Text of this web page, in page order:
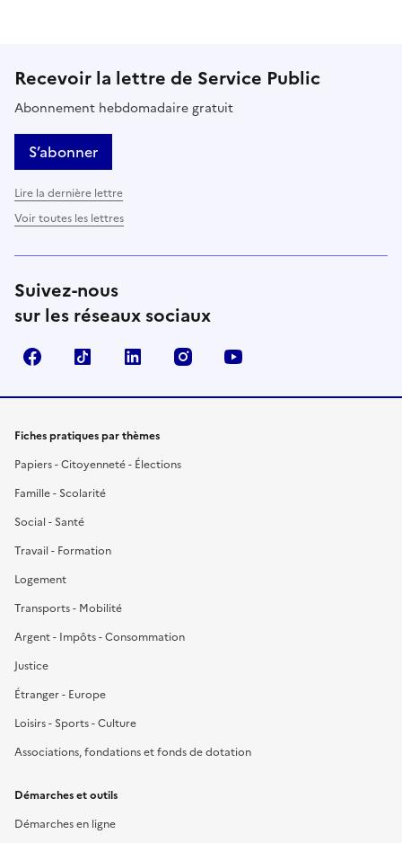
Recevoir la lettre de Service Public
Abonnement hebdomadaire gratuit
S’abonner
Lire la dernière lettre
Voir toutes les lettres
Suivez-nous
sur les réseaux sociaux
FacebookTikTok LinkedIn Instagram
Fiches pratiques par thèmes
Papiers - Citoyenneté - Élections
Famille - Scolarité
Social - Santé
Travail - Formation
Logement
Transports - Mobilité
Argent - Impôts - Consommation
Justice
Étranger - Europe
Loisirs - Sports - Culture
Associations, fondations et fonds de dotation
Démarches et outils
Démarches en ligne